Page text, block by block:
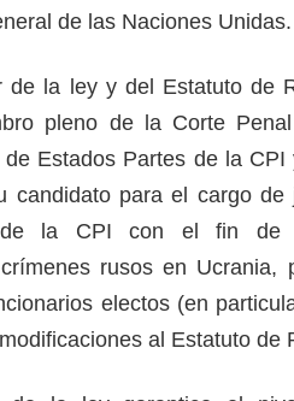
de las Naciones Unidas.
de la ley y del Estatuto de
pleno de la Corte
Estados Partes de la
candidato para el cargo de
de la CPI con el fin de
rusos en Ucrania,
electos (en
al Estatuto de